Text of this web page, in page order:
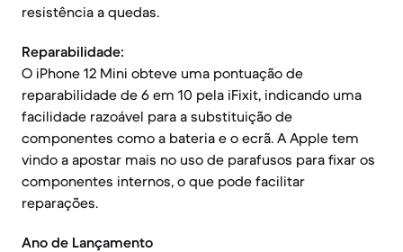
resistência a quedas.
Reparabilidade:
O iPhone 12 Mini obteve uma pontuação de
reparabilidade de 6 em 10 pela iFixit, indicando uma
facilidade razoável para a substituição de
componentes como a bateria e o ecrã. A Apple tem
vindo a apostar mais no uso de parafusos para fixar os
componentes internos, o que pode facilitar
reparações.
Ano de Lançamento